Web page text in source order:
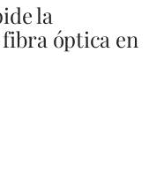
la
óptica en